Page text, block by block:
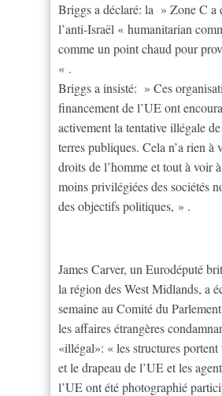
Briggs a déclaré: la » Zone C a
l’anti-Israël « humanitarian
comme un point chaud pour
« .
Briggs a insisté: » Ces
financement de l’UE ont
activement la tentative illégale de
terres publiques. Cela n’a rien à
droits de l’homme et tout à voir
moins privilégiées des sociétés
des objectifs politiques, » .
James Carver, un Eurodéputé
la région des West Midlands, a
semaine au Comité du
les affaires étrangères
«illégal»: « les structures
et le drapeau de l’UE et les
l’UE ont été photographié